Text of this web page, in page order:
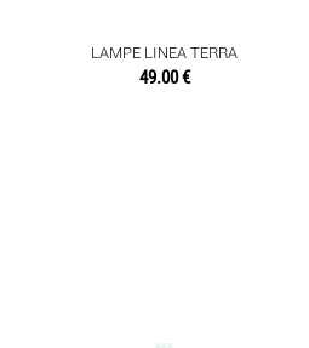
LAMPE LINEA TERRA
49.00 €